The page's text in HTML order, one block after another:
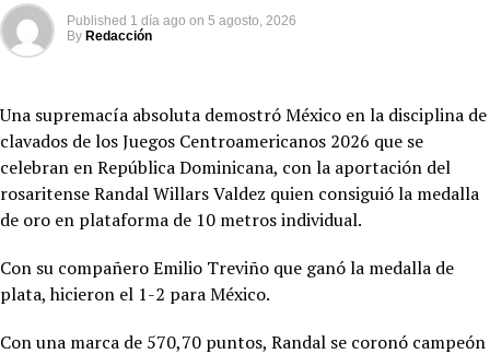
Published 1 día ago on 5 agosto, 2026
By Redacción
Una supremacía absoluta demostró México en la disciplina de
clavados de los Juegos Centroamericanos 2026 que se
celebran en República Dominicana, con la aportación del
rosaritense Randal Willars Valdez quien consiguió la medalla
de oro en plataforma de 10 metros individual.
Con su compañero Emilio Treviño que ganó la medalla de
plata, hicieron el 1-2 para México.
Con una marca de 570,70 puntos, Randal se coronó campeón